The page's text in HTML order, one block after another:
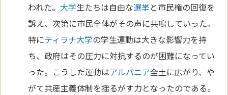
われた。 大学生たちは自由な選挙と市民権の回復を
訴え、次第に市民全体がその声に共鳴していった。
特にティラナ大学の学生運動は大きな影響力を持
ち、政府はその圧力に対抗するのが困難になってい
った。こうした運動はアルバニア全土に広がり、や
がて共産主義体制を揺るがす力となったのである。